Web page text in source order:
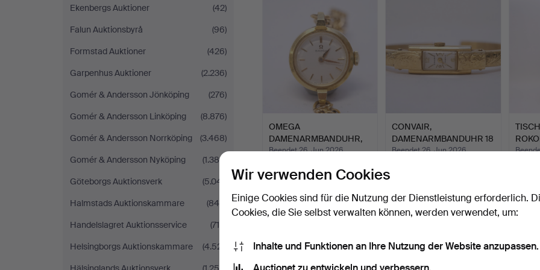
Ekenbergs Auktioner
(42)
Falun Auktionsbyrå
(96)
Formstad Auktioner
(426)
Garpenhus Auktioner
(2.236)
Gomér & Andersson Jönköping
(276)
Gomér & Andersson Linköping
(8.876)
Gomér & Andersson Norrköping
(3.468)
Gomér & Andersson Nyköping
(1.384)
Göteborgs Auktionsverk
(5.041)
Halmstads Auktionskammare
(849)
Handelslagret Auktionsservice
(716)
Helsingborgs Auktionskammare
(4.521)
OMEGA
DAMENARMBANDUHR,
18 K GOLD.
Beendet 26. Jun 2026
1.160 USD
CONVAIR,
DAMENARMBANDUHR 18
K GOLD.
Beendet 26. Jun 2026
Wir verwenden Cookies
Einige Cookies sind für die Nutzung der Dienstleistung erforderlich.
Cookies, die Sie selbst verwalten können, werden verwendet, um:
Inhalte und Funktionen an Ihre Nutzung der Website anzupassen.